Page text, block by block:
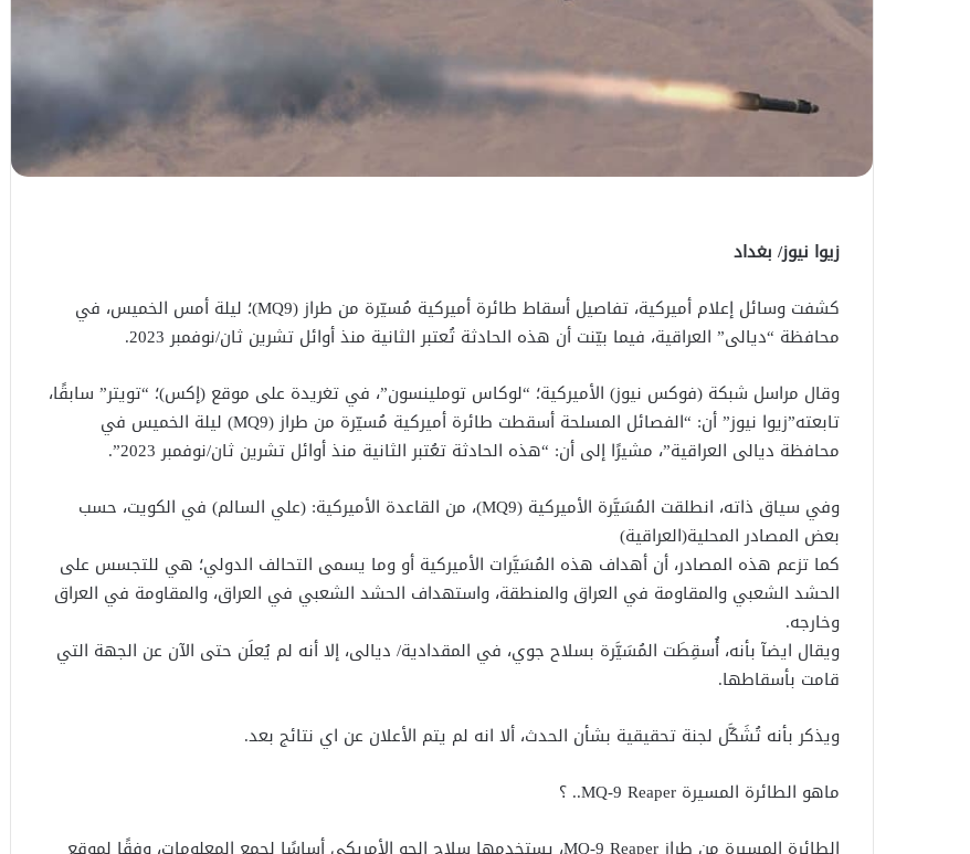
زيوا نيوز/ بغداد
كشفت وسائل إعلام أميركية، تفاصيل أسقاط طائرة أميركية مُسيّرة من طراز (MQ9)؛ ليلة أمس الخميس، في
محافظة “ديالى” العراقية، فيما بيّنت أن هذه الحادثة تُعتبر الثانية منذ أوائل تشرين ثان/نوفمبر 2023.
وقال مراسل شبكة (فوكس نيوز) الأميركية؛ “لوكاس توملينسون”، في تغريدة على موقع (إكس)؛ “تويتر” سابقًا،
تابعته”زيوا نيوز” أن: “الفصائل المسلحة أسقطت طائرة أميركية مُسيّرة من طراز (MQ9) ليلة الخميس في
محافظة ديالى العراقية”، مشيرًا إلى أن: “هذه الحادثة تعُتبر الثانية منذ أوائل تشرين ثان/نوفمبر 2023”.
وفي سياق ذاته، انطلقت المُسَيَّرة الأميركية (MQ9)، من القاعدة الأميركية: (علي السالم) في الكويت، حسب
بعض المصادر المحلية(العراقية)
كما تزعم هذه المصادر، أن أهداف هذه المُسَيَّرات الأميركية أو وما يسمى التحالف الدولي؛ هي للتجسس على
الحشد الشعبي والمقاومة في العراق والمنطقة، واستهداف الحشد الشعبي في العراق، والمقاومة في العراق
وخارجه.
ويقال ايضآ بأنه، أُسقِطَت المُسَيَّرة بسلاح جوي، في المقدادية/ ديالى، إلا أنه لم يُعلَن حتى الآن عن الجهة التي
قامت بأسقاطها.
ويذكر بأنه تُشَكَّل لجنة تحقيقية بشأن الحدث، ألا انه لم يتم الأعلان عن اي نتائج بعد.
ماهو الطائرة المسيرة MQ-9 Reaper.. ؟